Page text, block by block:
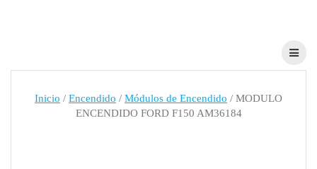
Inicio / Encendido / Módulos de Encendido / MODULO
ENCENDIDO FORD F150 AM36184